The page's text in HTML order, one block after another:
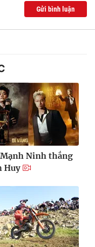
Gửi bình luận
Ninh thắng
Huy